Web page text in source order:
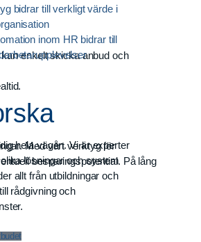
bidrar till verkligt värde i
inom HR bidrar till
hela vägen. Vi är experter
lösningar och system
allt från utbildningar och
rådgivning och
enkelt skicka anbud och
Med vårt verktyg för
besparingspotential. På lång